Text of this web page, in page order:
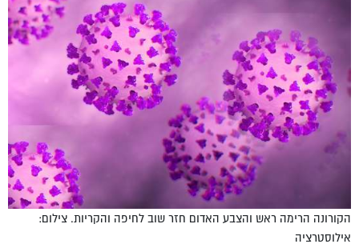
הקורונה הרימה ראש והצבע האדום חזר שוב לחיפה והקריות. צילום:
אילוסטרציה